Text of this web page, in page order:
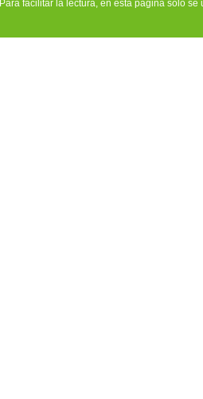
Para facilitar la lectura, en esta página sólo